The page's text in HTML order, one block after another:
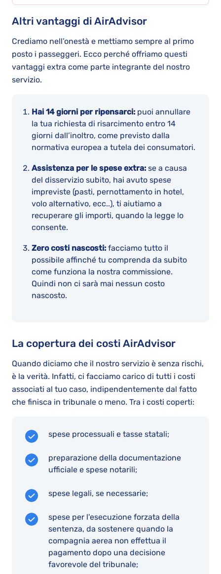
Altri vantaggi di AirAdvisor
Crediamo nell’onestà e mettiamo sempre al primo
posto i passeggeri. Ecco perché offriamo questi
vantaggi extra come parte integrante del nostro
servizio.
Hai 14 giorni per ripensarci: puoi annullare
la tua richiesta di risarcimento entro 14
giorni dall’inoltro, come previsto dalla
normativa europea a tutela dei consumatori.
Assistenza per le spese extra: se a causa
del disservizio subito, hai avuto spese
impreviste (pasti, pernottamento in hotel,
volo alternativo, ecc..), ti aiutiamo a
recuperare gli importi, quando la legge lo
consente.
Zero costi nascosti: facciamo tutto il
possibile affinché tu comprenda da subito
come funziona la nostra commissione.
Quindi non ci sarà mai nessun costo
nascosto.
La copertura dei costi AirAdvisor
Quando diciamo che il nostro servizio è senza rischi,
è la verità. Infatti, ci facciamo carico di tutti i costi
associati al tuo caso, indipendentemente dal fatto
che finisca in tribunale o meno. Tra i costi coperti:
spese processuali e tasse statali;
preparazione della documentazione
ufficiale e spese notarili;
spese legali, se necessarie;
spese per l'esecuzione forzata della
sentenza, da sostenere quando la
compagnia aerea non effettua il
pagamento dopo una decisione
favorevole del tribunale;